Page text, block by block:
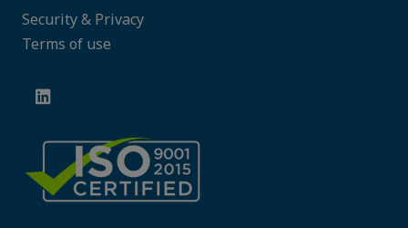
Security & Privacy
Terms of use